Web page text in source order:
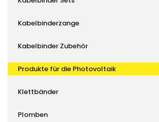
Kabelbinderzange
Kabelbinder Zubehör
Produkte für die Photovoltaik
Klettbänder
Plomben